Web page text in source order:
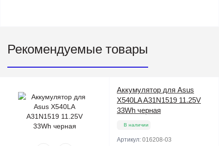
Рекомендуемые товары
Аккумулятор для Asus
X540LA A31N1519 11.25V
33Wh черная
В наличии
Артикул: 016208-03